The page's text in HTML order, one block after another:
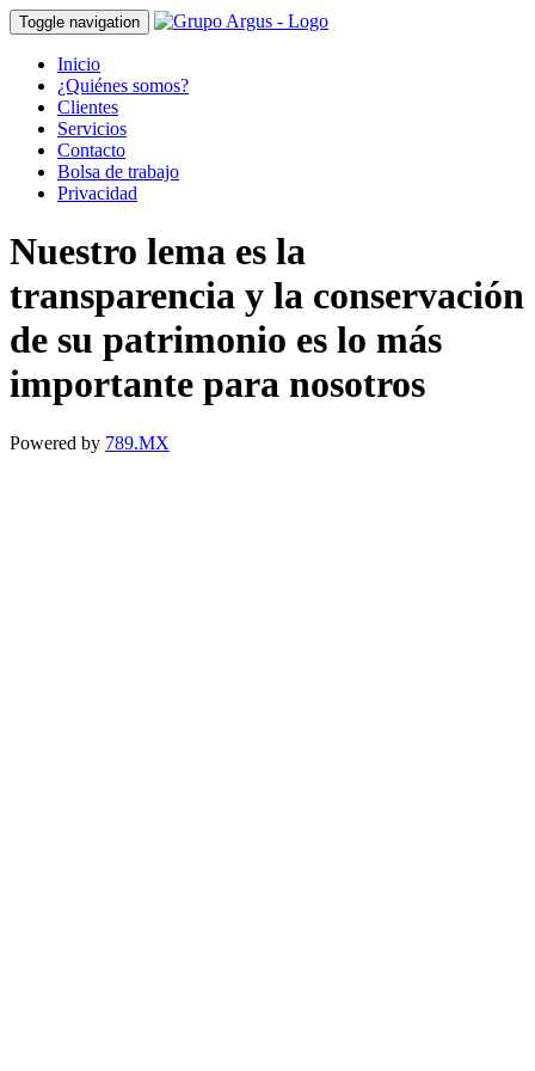
Toggle navigation
Inicio
¿Quiénes somos?
Clientes
Servicios
Contacto
Bolsa de trabajo
Privacidad
Nuestro lema es la
transparencia y la conservación
de su patrimonio es lo más
importante para nosotros
Powered by 789.MX